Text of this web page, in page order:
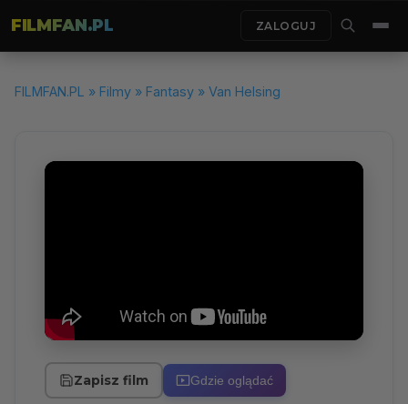
FILMFAN.PL ZALOGUJ
FILMFAN.PL » Filmy » Fantasy » Van Helsing
Zapisz film Gdzie oglądać